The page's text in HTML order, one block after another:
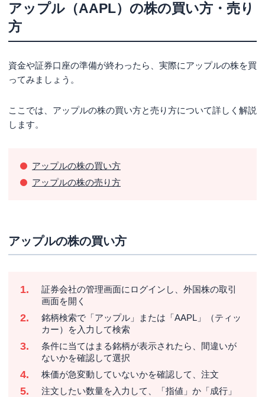
アップル（AAPL）の株の買い方・売り
方
資金や証券口座の準備が終わったら、実際にアップルの株を買
ってみましょう。
ここでは、アップルの株の買い方と売り方について詳しく解説
します。
アップルの株の買い方
アップルの株の売り方
アップルの株の買い方
証券会社の管理画面にログインし、外国株の取引
画面を開く
銘柄検索で「アップル」または「AAPL」（ティッ
カー）を入力して検索
条件に当てはまる銘柄が表示されたら、間違いが
ないかを確認して選択
株価が急変動していないかを確認して、注文
注文したい数量を入力して、「指値」か「成行」